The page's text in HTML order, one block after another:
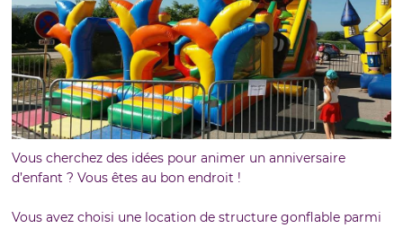
Vous cherchez des idées pour animer un anniversaire
d’enfant ? Vous êtes au bon endroit !
Vous avez choisi une location de structure gonflable parmi